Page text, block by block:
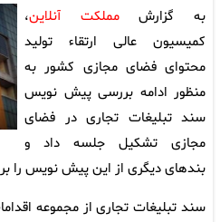
به گزارشمملکت آنلاین،
کمیسیون عالی ارتقاء تولید
محتوای فضای مجازی کشور به
منظور ادامه بررسی پیش نویس
سند تبلیغات تجاری در فضای
مجازی تشکیل جلسه داد و
بندهای دیگری از این پیش نویس را
سند تبلیغات تجاری از مجموعه